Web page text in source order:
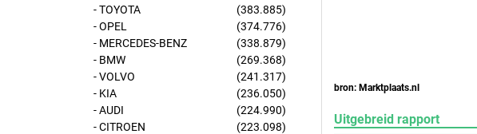
- TOYOTA
(383.885)
- OPEL
(374.776)
- MERCEDES-BENZ
(338.879)
- BMW
(269.368)
- VOLVO
(241.317)
- KIA
(236.050)
- AUDI
(224.990)
- CITROEN
(223.098)
bron: Marktplaats.nl
Uitgebreid rapport